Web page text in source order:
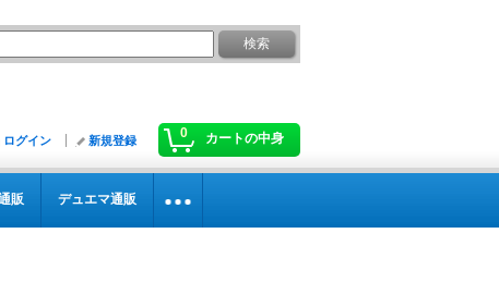
0 カートの中身
ログイン 新規登録
販 デュエマ通販